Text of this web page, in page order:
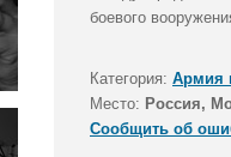
боевого
Категория: Армия
Место: Россия,
Сообщить об